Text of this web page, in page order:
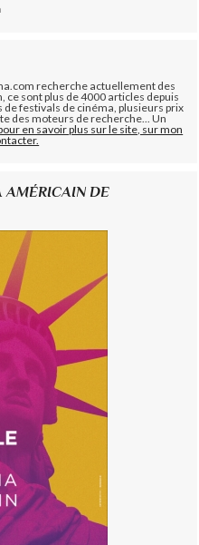
recherche actuellement des
sont plus de 4000 articles depuis
festivals de cinéma, plusieurs prix
des moteurs de recherche... Un
en savoir plus sur le site, sur mon
AMÉRICAIN DE